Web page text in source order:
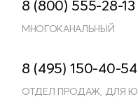
8 (800) 555-28-13
МНОГОКАНАЛЬНЫЙ
8 (495) 150-40-54
ОТДЕЛ ПРОДАЖ, ДЛЯ